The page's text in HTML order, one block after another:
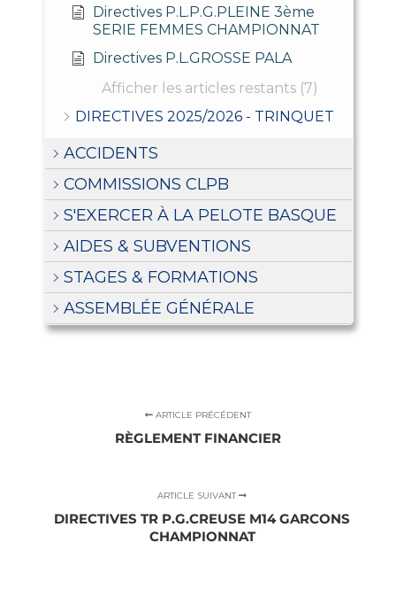
Directives P.L.P.G.PLEINE 3ème
SERIE FEMMES CHAMPIONNAT
Directives P.L.GROSSE PALA
Afficher les articles restants (7)
DIRECTIVES 2025/2026 - TRINQUET
ACCIDENTS
COMMISSIONS CLPB
S'EXERCER À LA PELOTE BASQUE
AIDES & SUBVENTIONS
STAGES & FORMATIONS
ASSEMBLÉE GÉNÉRALE
ARTICLE PRÉCÉDENT
RÈGLEMENT FINANCIER
ARTICLE SUIVANT
DIRECTIVES TR P.G.CREUSE M14 GARCONS
CHAMPIONNAT